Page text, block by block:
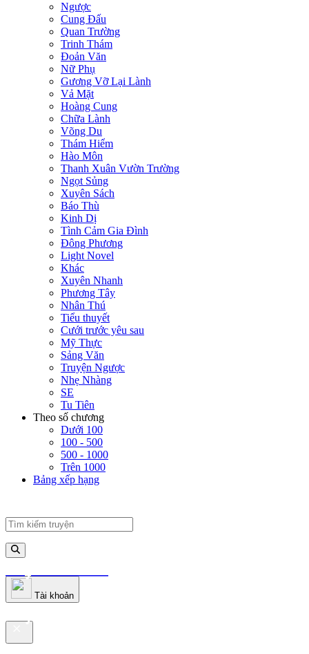
Ngược
Cung Đấu
Quan Trường
Trinh Thám
Đoản Văn
Nữ Phụ
Gương Vỡ Lại Lành
Vả Mặt
Hoàng Cung
Chữa Lành
Võng Du
Thám Hiểm
Hào Môn
Thanh Xuân Vườn Trường
Ngọt Sủng
Xuyên Sách
Báo Thù
Kinh Dị
Tình Cảm Gia Đình
Đông Phương
Light Novel
Khác
Xuyên Nhanh
Phương Tây
Nhân Thú
Tiểu thuyết
Cưới trước yêu sau
Mỹ Thực
Sảng Văn
Truyện Ngược
Nhẹ Nhàng
SE
Tu Tiên
Theo số chương
Dưới 100
100 - 500
500 - 1000
Trên 1000
Bảng xếp hạng
truyenfullz.com
Tài khoản
truyenfullz.com